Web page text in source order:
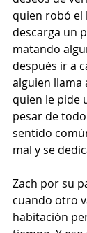
quien robó el
descarga un
matando
después ir a
alguien llama
quien le pide
pesar de
sentido
mal y se
Zach por su
cuando otro
habitación